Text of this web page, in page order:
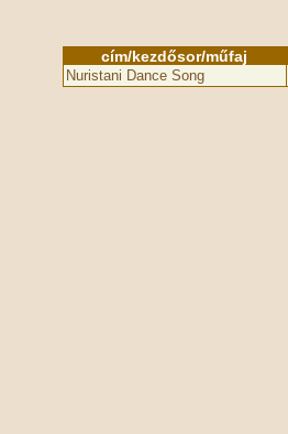
cím/kezdősor/műfaj
Nuristani Dance Song